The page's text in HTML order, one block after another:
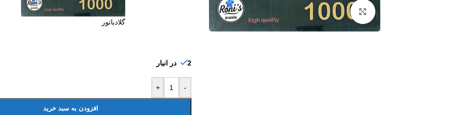
برای بزرگنمایی کلیک کنید
گلادیاتور
2 در انبار
-
+
افزودن به سبد خرید